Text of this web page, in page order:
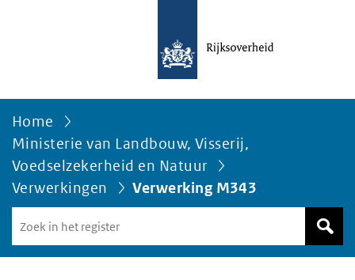
Home
Ministerie van Landbouw, Visserij,
Voedselzekerheid en Natuur
Verwerkingen
Verwerking M343
in
het